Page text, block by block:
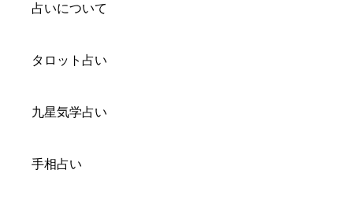
占いについて
タロット占い
九星気学占い
手相占い